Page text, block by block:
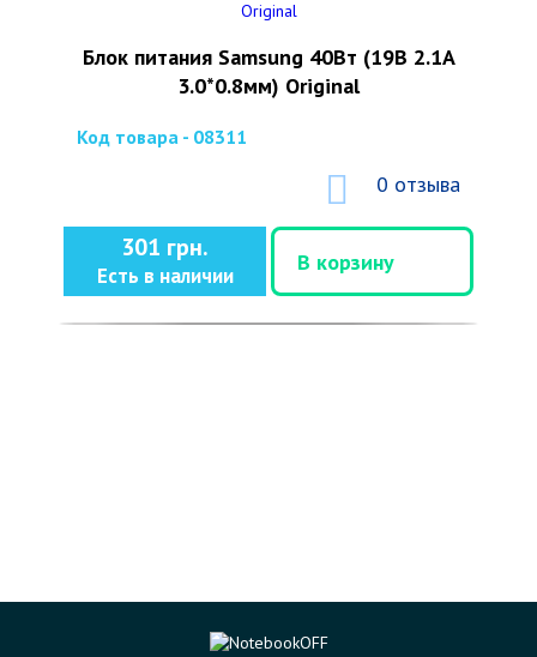
Блок питания Samsung 40Вт (19В 2.1А
3.0*0.8мм) Original
Код товара - 08311
0 отзыва
301 грн.
Есть в наличии
В корзину